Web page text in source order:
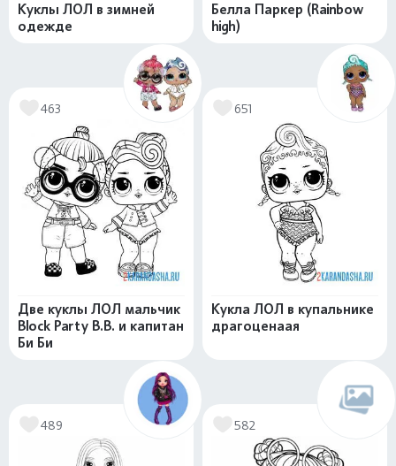
Куклы ЛОЛ в зимней
одежде
Белла Паркер (Rainbow
high)
463
Две куклы ЛОЛ мальчик
Block Party B.B. и капитан
Би Би
651
Кукла ЛОЛ в купальнике
драгоценаая
489 582